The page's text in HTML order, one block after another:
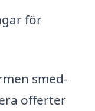
för
smed-
offerter